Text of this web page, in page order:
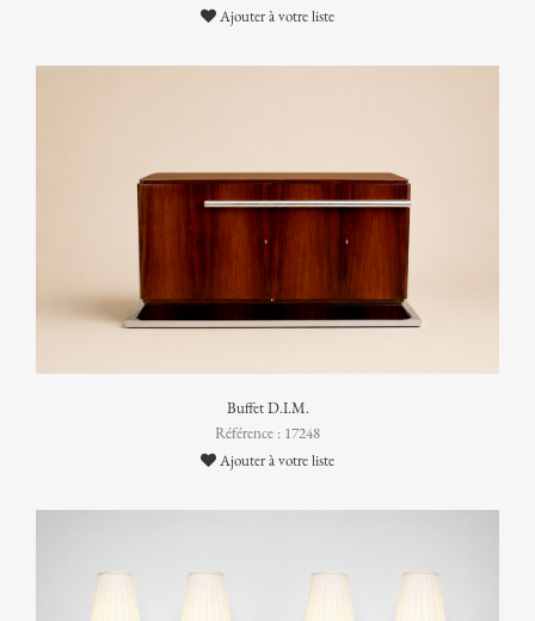
Ajouter à votre liste
Buffet D.I.M.
Référence : 17248
Ajouter à votre liste